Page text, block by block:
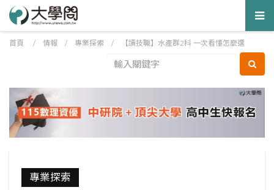
首頁 / 情報 / 專業探索 / 【讀技職】水產群2科 一次看懂怎麼選
專業探索